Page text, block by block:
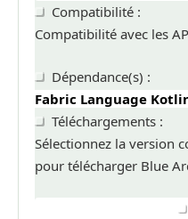
Compatibilité :
Compatibilité avec les
Dépendance(s) :
Fabric Language
Téléchargements :
Sélectionnez la version
pour télécharger Blue